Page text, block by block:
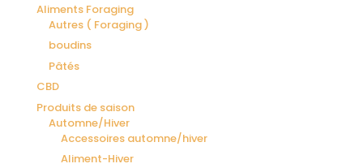
Aliments Foraging
Autres ( Foraging )
boudins
Pâtés
CBD
Produits de saison
Automne/Hiver
Accessoires automne/hiver
Aliment-Hiver